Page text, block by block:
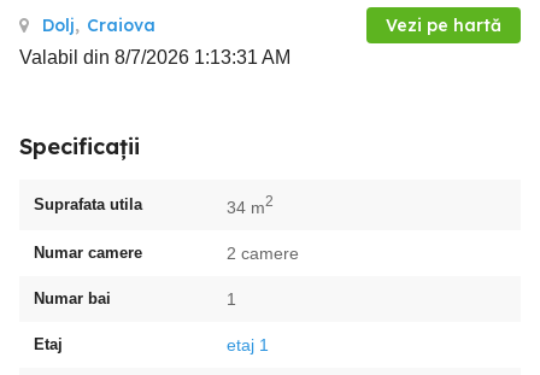
Dolj, Craiova Vezi pe hartă
Valabil din 8/7/2026 1:13:31 AM
Specificații
Suprafata utila 34 m2
Numar camere 2 camere
Numar bai 1
Etaj etaj 1